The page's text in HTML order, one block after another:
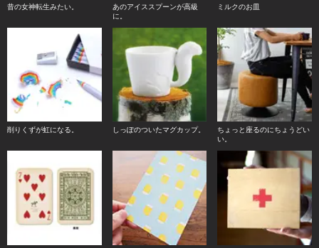
昔の女神転生みたい。
あのアイススプーンが高級
に。
ミルクのお皿
削りくずが虹になる。 しっぽのついたマグカップ。
ちょっと座るのにちょうどい
い。